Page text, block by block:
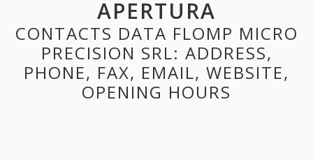
APERTURA
CONTACTS DATA FLOMP MICRO
PRECISION SRL: ADDRESS,
PHONE, FAX, EMAIL, WEBSITE,
OPENING HOURS